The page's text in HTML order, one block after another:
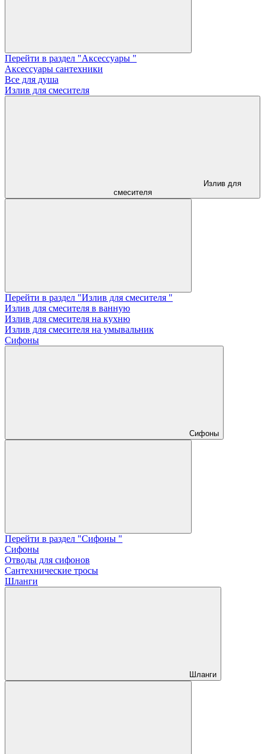
Перейти в раздел "Аксессуары "
Аксессуары сантехники
Все для душа
Излив для смесителя
Излив для
смесителя
Перейти в раздел "Излив для смесителя "
Излив для смесителя в ванную
Излив для смесителя на кухню
Излив для смесителя на умывальник
Сифоны
Сифоны
Перейти в раздел "Сифоны "
Сифоны
Отводы для сифонов
Сантехнические тросы
Шланги
Шланги